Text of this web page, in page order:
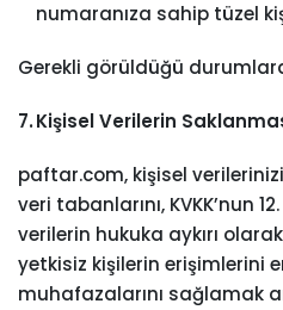
numaranıza sahip tüzel
Gerekli görüldüğü
7. Kişisel Verilerin
paftar.com, kişisel
veri tabanlarını, KVKK’nun
verilerin hukuka aykırı
yetkisiz kişilerin erişimlerini
muhafazalarını sağlamak